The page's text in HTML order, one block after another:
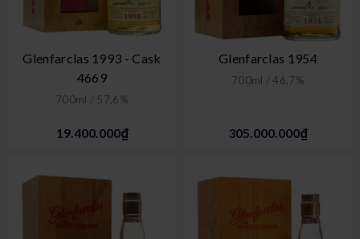
Glenfarclas 1993 - Cask
4669
700ml / 57,6%
19.400.000₫
Glenfarclas 1954
700ml / 46,7%
305.000.000₫